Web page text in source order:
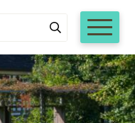
Suchen